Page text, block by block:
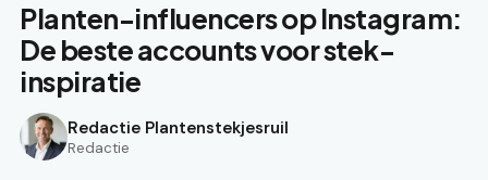
Planten-influencers op Instagram:
De beste accounts voor stek-
inspiratie
Redactie Plantenstekjesruil
Redactie